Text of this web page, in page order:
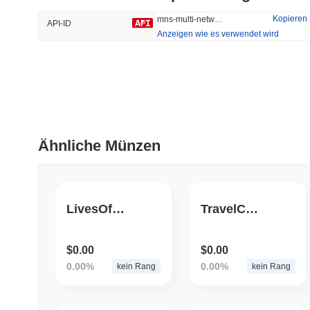
9.82%
API-ID
Kopieren
Anzeigen wie es verwendet wird
Ähnliche Münzen
LivesOfKevin
$0.00
0.00% kein Rang
TravelCare
$0.00
0.00% kein Rang